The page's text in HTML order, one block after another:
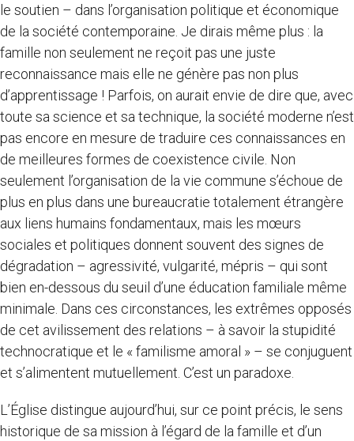
le soutien – dans l’organisation politique et économique
de la société contemporaine. Je dirais même plus : la
famille non seulement ne reçoit pas une juste
reconnaissance mais elle ne génère pas non plus
d’apprentissage ! Parfois, on aurait envie de dire que, avec
toute sa science et sa technique, la société moderne n’est
pas encore en mesure de traduire ces connaissances en
de meilleures formes de coexistence civile. Non
seulement l’organisation de la vie commune s’échoue de
plus en plus dans une bureaucratie totalement étrangère
aux liens humains fondamentaux, mais les mœurs
sociales et politiques donnent souvent des signes de
dégradation – agressivité, vulgarité, mépris – qui sont
bien en-dessous du seuil d’une éducation familiale même
minimale. Dans ces circonstances, les extrêmes opposés
de cet avilissement des relations – à savoir la stupidité
technocratique et le « familisme amoral » – se conjuguent
et s’alimentent mutuellement. C’est un paradoxe.
L’Église distingue aujourd’hui, sur ce point précis, le sens
historique de sa mission à l’égard de la famille et d’un